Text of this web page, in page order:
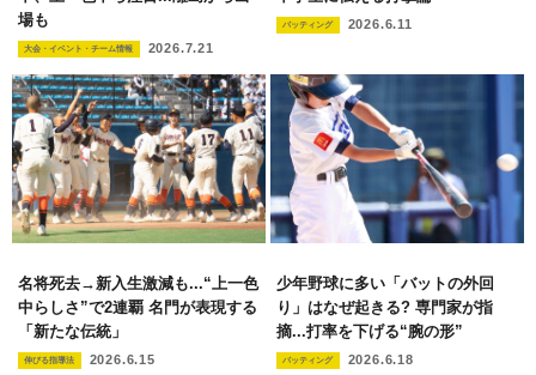
場も
大会・イベント・チーム情報 2026.7.21
バッティング 2026.6.11
名将死去→新入生激減も...“上一色
中らしさ”で2連覇 名門が表現する
「新たな伝統」
伸びる指導法 2026.6.15
少年野球に多い「バットの外回
り」はなぜ起きる? 専門家が指
摘...打率を下げる“腕の形”
バッティング 2026.6.18